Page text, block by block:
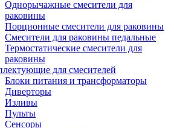
Однорычажные смесители для
раковины
Порционные смесители для раковины
Смесители для раковины педальные
Термостатические смесители для
раковины
для смесителей
Блоки питания и трансформаторы
Диверторы
Изливы
Пульты
Сенсоры